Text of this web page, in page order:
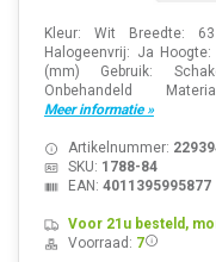
Kleur: Wit Breedte:
Halogeenvrij: Ja
(mm) Gebruik:
Onbehandeld
Meer informatie »
Artikelnummer:
SKU: 1788-84
EAN: 4011395995877
Voor 21u besteld,
Voorraad: 7